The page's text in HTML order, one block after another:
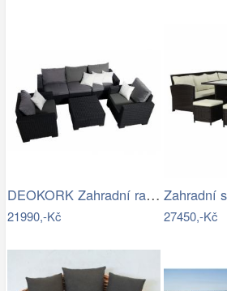
DEOKORK Zahradní ratanová sestava…
21990,-Kč 27450,-Kč